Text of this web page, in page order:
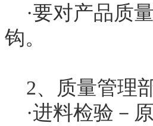
·要对产品质
钩。
2、质量管理
·进料检验－